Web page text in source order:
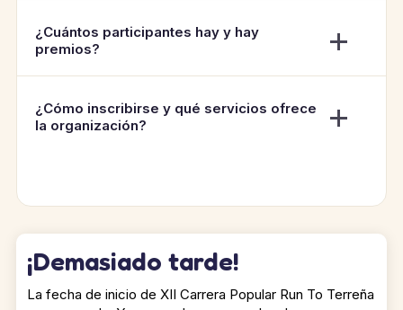
¿Cuántos participantes hay y hay
premios?
¿Cómo inscribirse y qué servicios ofrece
la organización?
¡Demasiado tarde!
La fecha de inicio de XII Carrera Popular Run To Terreña